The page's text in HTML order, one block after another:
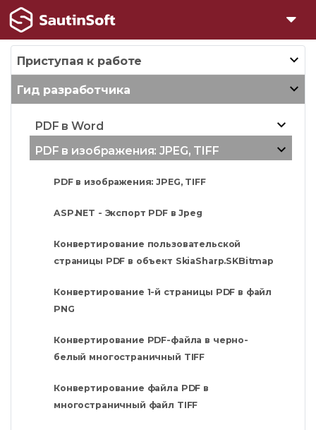
Приступая к работе
Гид разработчика
PDF в Word
PDF в изображения: JPEG, TIFF
PDF в изображения: JPEG, TIFF
ASP.NET - Экспорт PDF в Jpeg
Конвертирование пользовательской
страницы PDF в объект SkiaSharp.SKBitmap
Конвертирование 1-й страницы PDF в файл
PNG
Конвертирование PDF-файла в черно-
белый многостраничный TIFF
Конвертирование файла PDF в
многостраничный файл TIFF